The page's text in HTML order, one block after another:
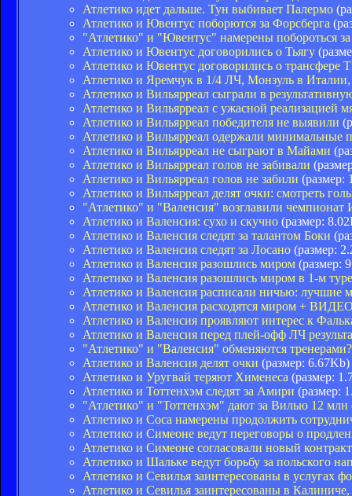
Атлетико идет дальше. Тун выбивает Палермо
Атлетико и Ювентус поборются за Форсберга
"Атлетико" и "Ювентус" намерены побороться
Атлетико и Ювентус договорились о Тьягу
Атлетико и Ювентус договорились о трансфере
Атлетико и Яремчук в 1/4 ЛЧ, Монзуль в
Атлетико и Вильярреал сыграли в
Атлетико и Вильярреал с ужасной реализацией
Атлетико и Вильярреал победителя не выявили
Атлетико и Вильярреал одержали минимальные
Атлетико и Вильярреал не сыграют в Майами
Атлетико и Вильярреал голов не забивали
Атлетико и Вильярреал голов не забили (размер:
Атлетико и Вильярреал делят очки: смотреть
"Атлетико" и "Валенсия" возглавили чемпионат
Атлетико и Валенсия: сухо и скучно (размер:
Атлетико и Валенсия следят за талантом Боки
Атлетико и Валенсия следят за Лосано (размер:
Атлетико и Валенсия разошлись миром (размер:
Атлетико и Валенсия разошлись миром в 1-м
Атлетико и Валенсия расписали ничью: лучшие
Атлетико и Валенсия расходятся миром +
Атлетико и Валенсия проявляют интерес к
Атлетико и Валенсия перед плей-офф ЛЧ
"Атлетико" и "Валенсия" обменяются тренерами?
Атлетико и Валенсия делят очки (размер: 6.67Kb)
Атлетико и Уругвай теряют Хименеса (размер:
Атлетико и Тоттенхэм следят за Амири (размер:
"Атлетико" и "Тоттенхэм" дают за Вилью 12 млн
Атлетико и Соса намерены продолжить
Атлетико и Симеоне ведут переговоры о
Атлетико и Симеоне согласовали новый
Атлетико и Шальке ведут борьбу за польского
Атлетико и Севилья заинтересованы в услугах
Атлетико и Севилья заинтересованы в